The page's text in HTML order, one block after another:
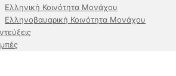
Ελληνική Κοινότητα Μονάχου
Ελληνοβαυαρική Κοινότητα Μονάχου